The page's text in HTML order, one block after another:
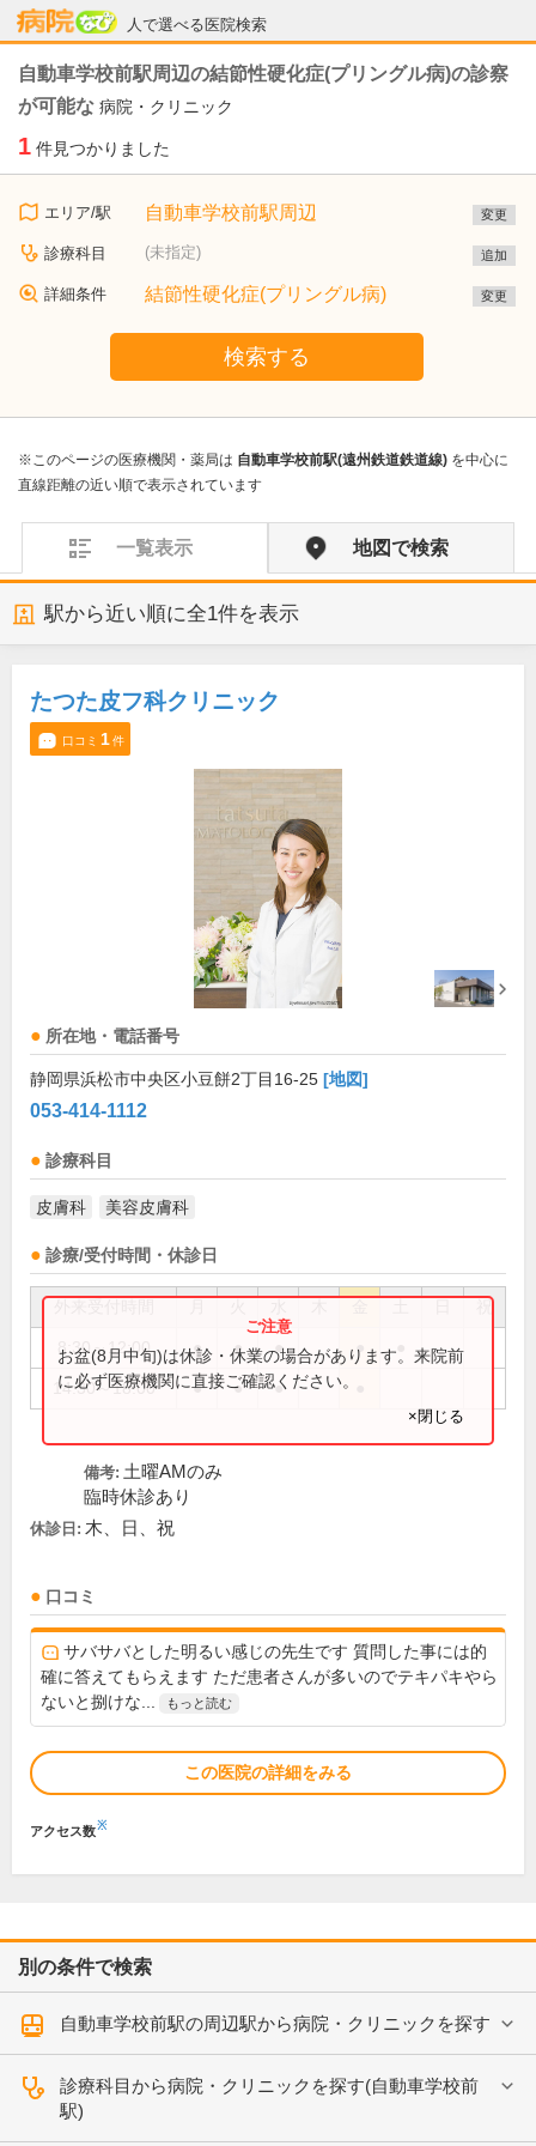
人で選べる医院検索
病院なび
自動車学校前駅周辺の結節性硬化症(プリングル病)の診察
が可能な 病院・クリニック
1 件見つかりました
エリア/駅 自動車学校前駅周辺 変更
診療科目 (未指定) 追加
詳細条件 結節性硬化症(プリングル病) 変更
検索する
※このページの医療機関・薬局は 自動車学校前駅(遠州鉄道鉄道線) を中心に
直線距離の近い順で表示されています
一覧表示 地図で検索
駅から近い順に全1件を表示
たつた皮フ科クリニック
口コミ 1件
所在地・電話番号
静岡県浜松市中央区小豆餅2丁目16-25 [地図]
053-414-1112
診療科目
皮膚科 美容皮膚科
診療/受付時間・休診日
祝
8:30～12:00 ● ● ● ●
14:30～18:00 ● ● ●
お盆(8月中旬)は休診・休業の場合があります。来院前
に必ず医療機関に直接ご確認ください。
×閉じる
備考: 土曜AMのみ
臨時休診あり
休診日: 木、日、祝
口コミ
サバサバとした明るい感じの先生です 質問した事には的
確に答えてもらえます ただ患者さんが多いのでテキパキやら
ないと捌けな...
もっと読む
この医院の詳細をみる
アクセス数※
別の条件で検索
自動車学校前駅の周辺駅から病院・クリニックを探す
診療科目から病院・クリニックを探す(自動車学校前
駅)